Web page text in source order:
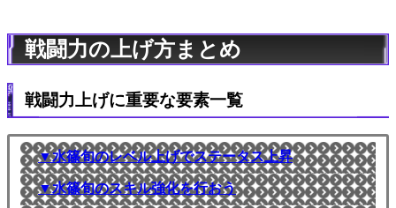
戦闘力の上げ方まとめ
戦闘力上げに重要な要素一覧
▼水篠旬のレベル上げでステータス上昇
▼水篠旬のスキル強化を行おう